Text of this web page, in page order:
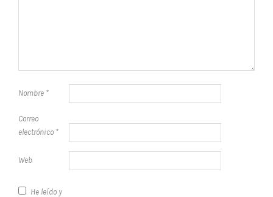
Nombre *
Correo
electrónico *
Web
He leído y